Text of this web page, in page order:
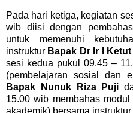
Pada hari ketiga, kegiatan
wib diisi dengan
untuk memenuhi
instruktur Bapak Dr Ir I
sesi kedua pukul 09.45 –
(pembelajaran sosial dan
Bapak Nunuk Riza Puji
15.00 wib membahas